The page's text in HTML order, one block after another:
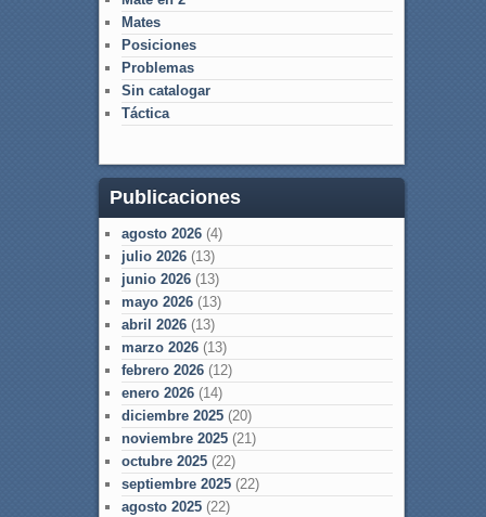
Mates
Posiciones
Problemas
Sin catalogar
Táctica
Publicaciones
agosto 2026(4)
julio 2026(13)
junio 2026(13)
mayo 2026(13)
abril 2026(13)
marzo 2026(13)
febrero 2026(12)
enero 2026(14)
diciembre 2025(20)
noviembre 2025(21)
octubre 2025(22)
septiembre 2025(22)
agosto 2025(22)